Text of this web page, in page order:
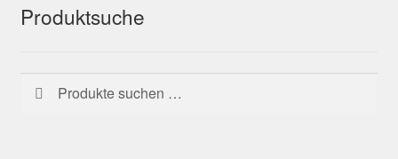
Produktsuche
Suchen
nach:
Suchen